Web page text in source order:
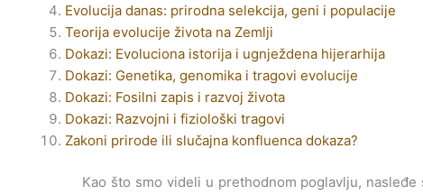
Evolucija danas: prirodna selekcija, geni i populacije
Teorija evolucije života na Zemlji
Dokazi: Evoluciona istorija i ugnježdena hijerarhija
Dokazi: Genetika, genomika i tragovi evolucije
Dokazi: Fosilni zapis i razvoj života
Dokazi: Razvojni i fiziološki tragovi
Zakoni prirode ili slučajna konfluenca dokaza?
Kao što smo videli u prethodnom poglavlju, nasleđe